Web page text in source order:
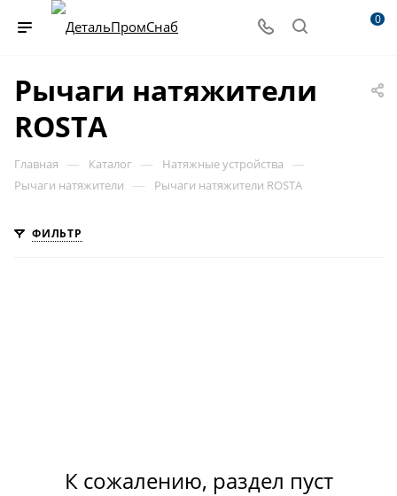
0
Рычаги натяжители
ROSTA
Главная — Каталог — Натяжные устройства —
Рычаги натяжители — Рычаги натяжители ROSTA
ФИЛЬТР
К сожалению, раздел пуст